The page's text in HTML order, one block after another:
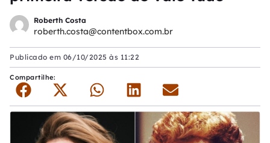
Roberth Costa
roberth.costa@contentbox.com.br
Publicado em 06/10/2025 às 11:22
Compartilhe: